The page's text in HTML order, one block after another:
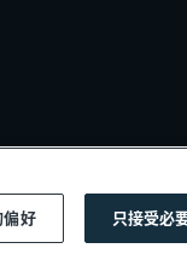
偏好 只接受必